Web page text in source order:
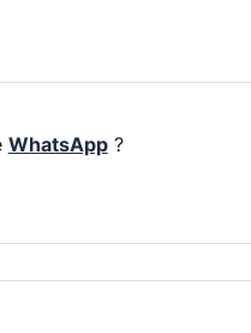
WhatsApp?